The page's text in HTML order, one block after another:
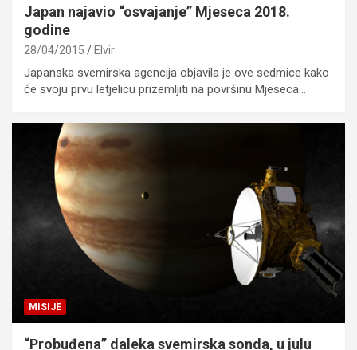
Japan najavio “osvajanje” Mjeseca 2018.
godine
28/04/2015 Elvir
Japanska svemirska agencija objavila je ove sedmice kako
će svoju prvu letjelicu prizemljiti na površinu Mjeseca…
MISIJE
“Probuđena” daleka svemirska sonda, u julu